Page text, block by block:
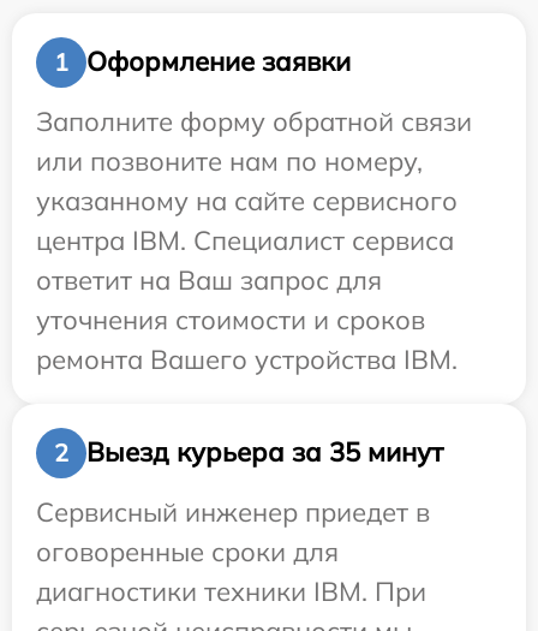
1
Оформление заявки
Заполните форму обратной связи
или позвоните нам по номеру,
указанному на сайте сервисного
центра IBM. Специалист сервиса
ответит на Ваш запрос для
уточнения стоимости и сроков
ремонта Вашего устройства IBM.
2
Выезд курьера за 35 минут
Сервисный инженер приедет в
оговоренные сроки для
диагностики техники IBM. При